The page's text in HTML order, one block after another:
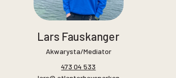
Lars Fauskanger
Akwarysta/Mediator
473 04 533